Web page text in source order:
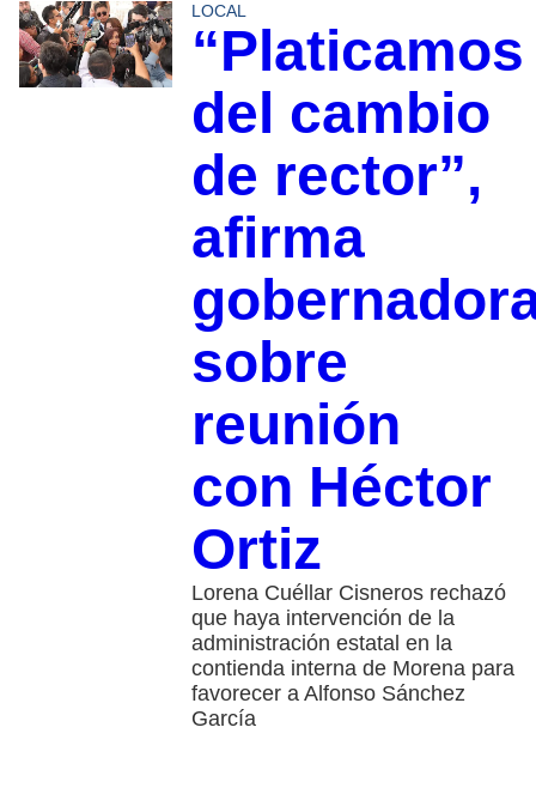
LOCAL
“Platicamos
del cambio
de rector”,
afirma
sobre
reunión
con Héctor
Ortiz
Lorena Cuéllar Cisneros rechazó
que haya intervención de la
administración estatal en la
contienda interna de Morena para
favorecer a Alfonso Sánchez
García